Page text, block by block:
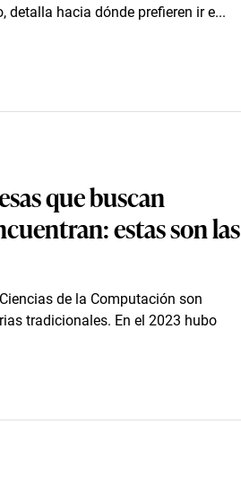
detalla hacia dónde prefieren ir e...
que buscan
estas son las
de la Computación son
tradicionales. En el 2023 hubo